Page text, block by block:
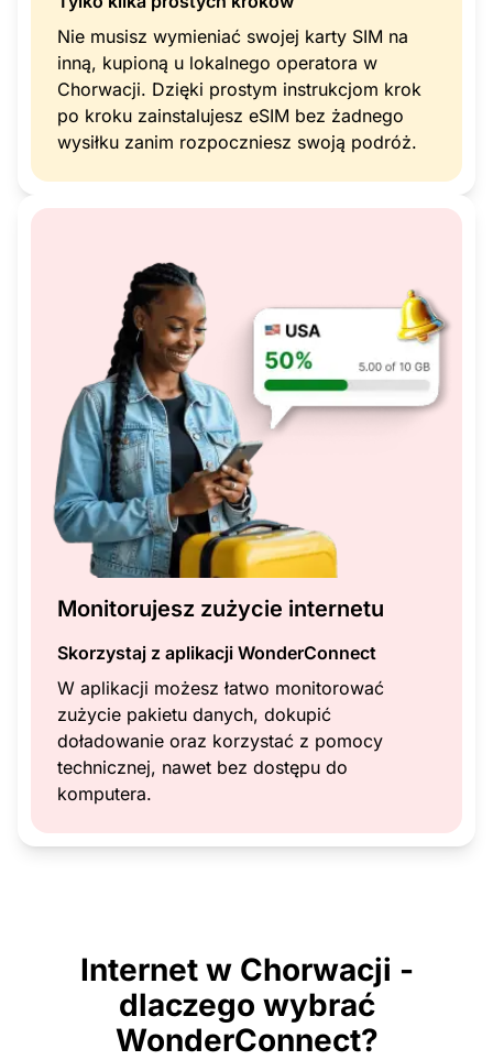
Nie musisz wymieniać swojej karty SIM na
inną, kupioną u lokalnego operatora w
Chorwacji. Dzięki prostym instrukcjom krok
po kroku zainstalujesz eSIM bez żadnego
wysiłku zanim rozpoczniesz swoją podróż.
Monitorujesz zużycie internetu
Skorzystaj z aplikacji WonderConnect
W aplikacji możesz łatwo monitorować
zużycie pakietu danych, dokupić
doładowanie oraz korzystać z pomocy
technicznej, nawet bez dostępu do
komputera.
Internet w Chorwacji -
dlaczego wybrać
WonderConnect?